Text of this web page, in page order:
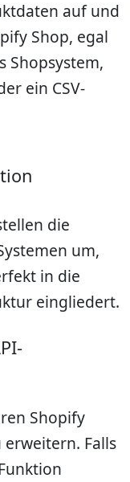
auf und
Shop, egal
Shopsystem,
ein CSV-
die
um,
in die
eingliedert.
Shopify
Falls